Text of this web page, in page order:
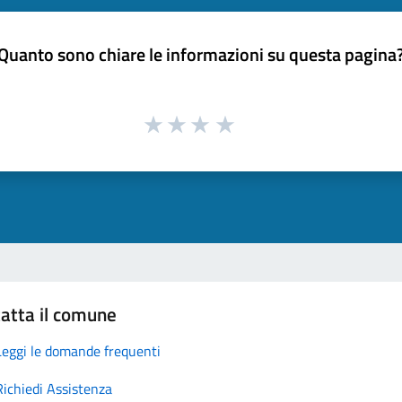
sono chiare le informazioni su questa
il comune
le domande frequenti
Assistenza